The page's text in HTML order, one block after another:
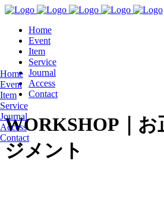
Home
Event
Item
Service
Journal
Access
Contact
Home
Event
Item
Service
Journal
Access
Contact
WORKSHOP｜お
ジメント